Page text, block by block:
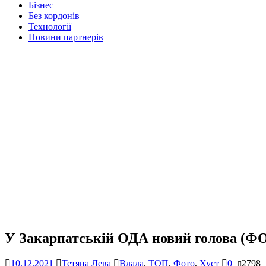
Бізнес
Без кордонів
Технології
Новини партнерів
У Закарпатській ОДА новий голова
10.12.2021 Тетяна Лева Влада, ТОП, Фото, Хуст 0 2798